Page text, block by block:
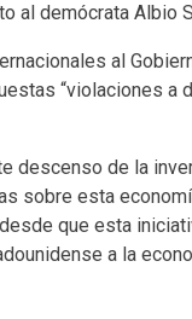
al demócrata Albio
al
“violaciones a
descenso de la
sobre esta
que esta
a la